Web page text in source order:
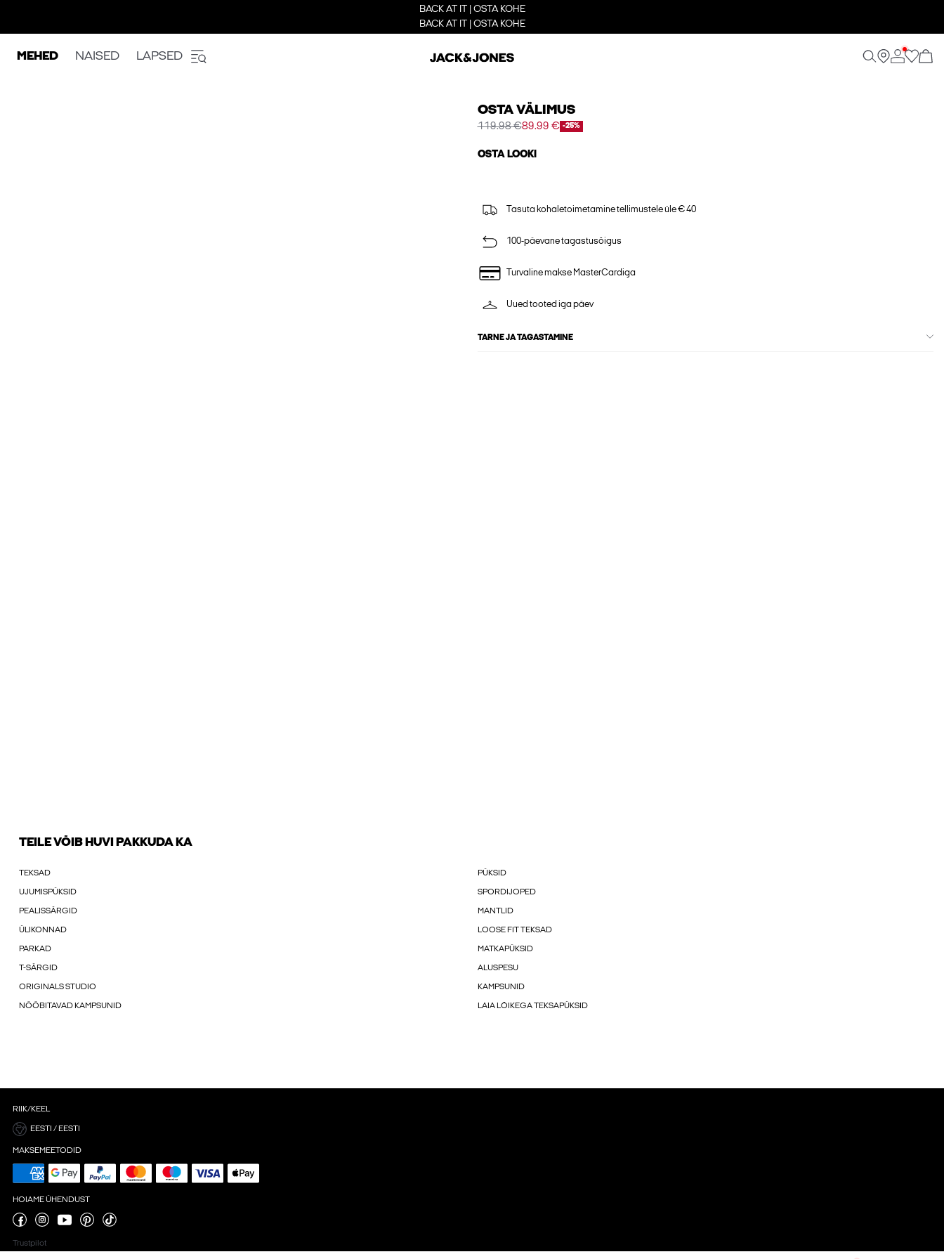
BACK AT IT | OSTA KOHE
BACK AT IT | OSTA KOHE
MEHED NAISED LAPSED
OSTA VÄLIMUS
119.98 €89.99 € -25%
OSTA LOOKI
Tasuta kohaletoimetamine tellimustele üle € 40
100-päevane tagastusõigus
Turvaline makse MasterCardiga
Uued tooted iga päev
TARNE JA TAGASTAMINE
TEILE VÕIB HUVI PAKKUDA KA
TEKSAD PÜKSID
UJUMISPÜKSID SPORDIJOPED
PEALISSÄRGID MANTLID
ÜLIKONNAD LOOSE FIT TEKSAD
PARKAD MATKAPÜKSID
T-SÄRGID ALUSPESU
ORIGINALS STUDIO KAMPSUNID
NÖÖBITAVAD KAMPSUNID LAIA LÕIKEGA TEKSAPÜKSID
RIIK/KEEL
EESTI / EESTI
MAKSEMEETODID
HOIAME ÜHENDUST
Trustpilot